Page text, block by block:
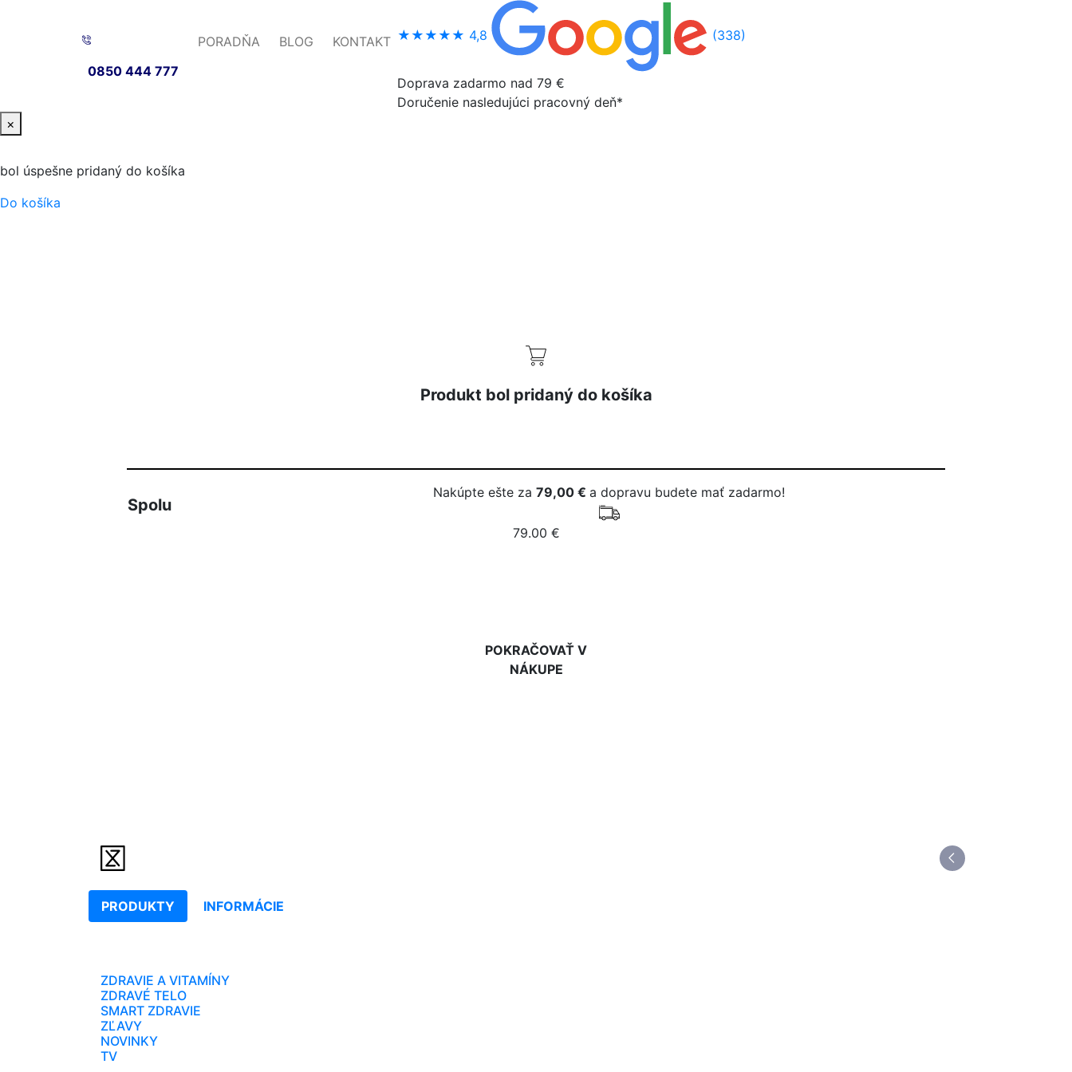
0850 444 777
PORADŇA BLOG KONTAKT ★★★★★ 4,8 (338)
Doprava zadarmo nad 79 €
Doručenie nasledujúci pracovný deň*
×
bol úspešne pridaný do košíka
Do košíka
Produkt bol pridaný do košíka
Spolu
Nakúpte ešte za 79,00 € a dopravu budete mať zadarmo!
79.00 €
POKRAČOVAŤ V
NÁKUPE
PRODUKTY INFORMÁCIE
ZDRAVIE A VITAMÍNY
ZDRAVÉ TELO
SMART ZDRAVIE
ZĽAVY
NOVINKY
TV